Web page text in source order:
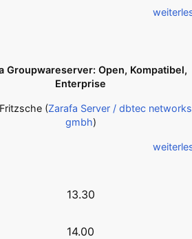
Groupwareserver: Open, Kompatibel,
Enterprise
(Zarafa Server / dbtec networks
gmbh)
13.30
14.00